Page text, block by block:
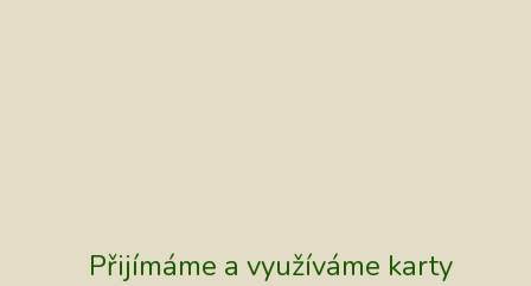
Přijímáme a využíváme karty